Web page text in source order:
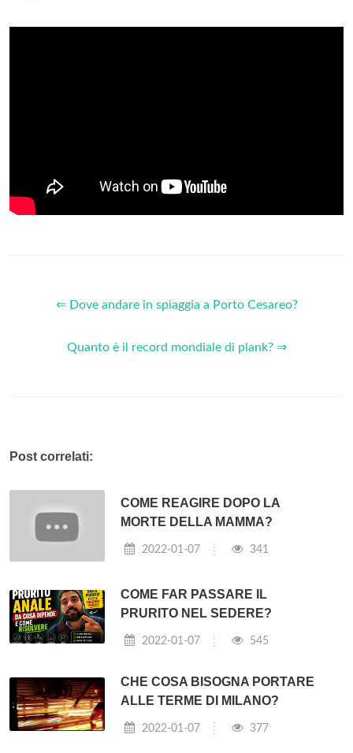
⇐ Dove andare in spiaggia a Porto Cesareo?
Quanto è il record mondiale di plank? ⇒
Post correlati:
COME REAGIRE DOPO LA
MORTE DELLA MAMMA?
2022-01-07 341
COME FAR PASSARE IL
PRURITO NEL SEDERE?
2022-01-07 545
CHE COSA BISOGNA PORTARE
ALLE TERME DI MILANO?
2022-01-07 377